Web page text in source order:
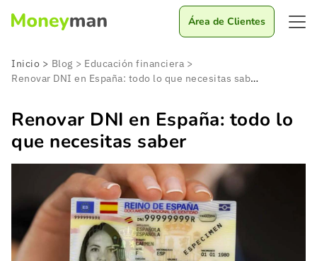
Área de Clientes
Inicio > Blog > Educación financiera >
Renovar DNI en España: todo lo que necesitas saber
Renovar DNI en España: todo lo
que necesitas saber